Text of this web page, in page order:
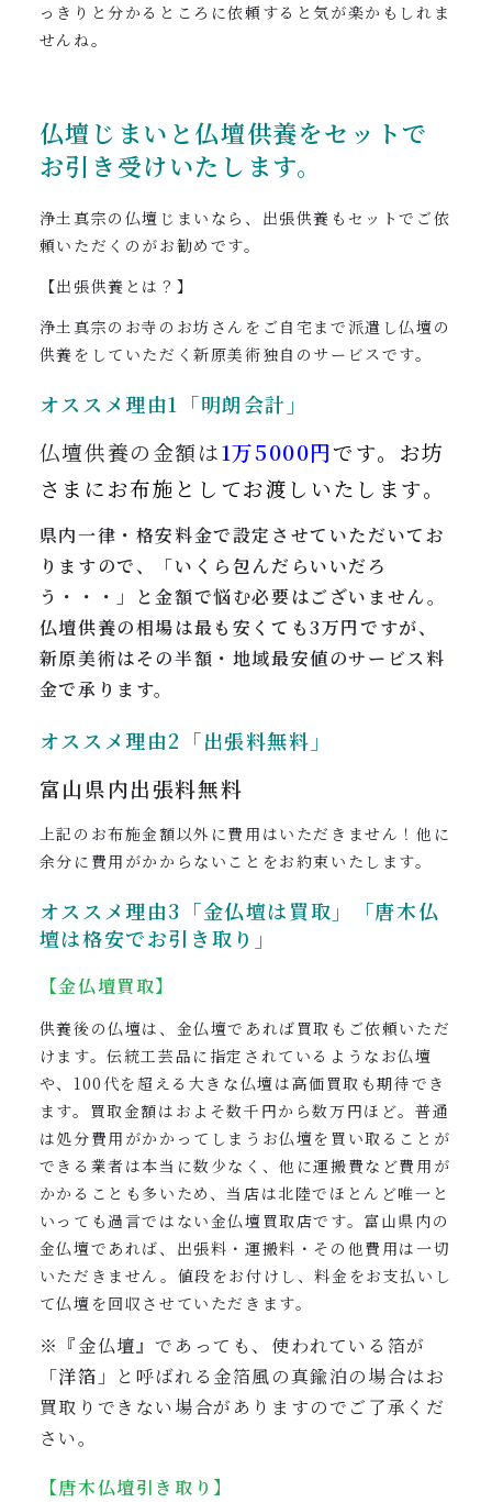
っきりと分かるところに依頼すると気が楽かもしれま
せんね。
仏壇じまいと仏壇供養をセットで
お引き受けいたします。
浄土真宗の仏壇じまいなら、出張供養もセットでご依
頼いただくのがお勧めです。
【出張供養とは？】
浄土真宗のお寺のお坊さんをご自宅まで派遣し仏壇の
供養をしていただく新原美術独自のサービスです。
オススメ理由1「明朗会計」
仏壇供養の金額は1万5000円です。 お坊
さまにお布施としてお渡しいたします。
県内一律・格安料金で設定させていただいてお
りますので、「いくら包んだらいいだろ
う・・・」と金額で悩む必要はございません。
仏壇供養の相場は最も安くても3万円ですが、
新原美術はその半額・地域最安値のサービス料
金で承ります。
オススメ理由2「出張料無料」
富山県内出張料無料
上記のお布施金額以外に費用はいただきません！他に
余分に費用がかからないことをお約束いたします。
オススメ理由3「金仏壇は買取」「唐木仏
壇は格安でお引き取り」
【金仏壇買取】
供養後の仏壇は、金仏壇であれば買取もご依頼いただ
けます。伝統工芸品に指定されているようなお仏壇
や、100代を超える大きな仏壇は高価買取も期待でき
ます。買取金額はおよそ数千円から数万円ほど。普通
は処分費用がかかってしまうお仏壇を買い取ることが
できる業者は本当に数少なく、他に運搬費など費用が
かかることも多いため、当店は北陸でほとんど唯一と
いっても過言ではない金仏壇買取店です。富山県内の
金仏壇であれば、出張料・運搬料・その他費用は一切
いただきません。値段をお付けし、料金をお支払いし
て仏壇を回収させていただきます。
※『金仏壇』であっても、使われている箔が
「洋箔」
と呼ばれる金箔風の真鍮泊の場合はお
買取りできない場合がありますのでご了承くだ
さい。
【唐木仏壇引き取り】